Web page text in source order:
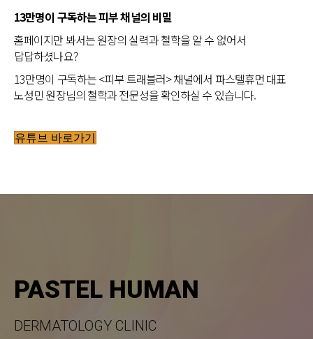
13만명이 구독하는 피부 채널의 비밀
홈페이지만 봐서는 원장의 실력과 철학을 알 수 없어서
답답하셨나요?
13만명이 구독하는 <피부 트래블러> 채널에서 파스텔휴먼 대표
노성민 원장님의 철학과 전문성을 확인하실 수 있습니다.
유튜브 바로가기
PASTEL HUMAN
DERMATOLOGY CLINIC